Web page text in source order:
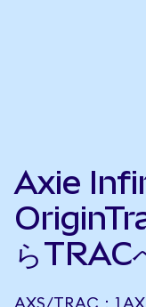
Axie
らTRAC
AXS/TRAC：1